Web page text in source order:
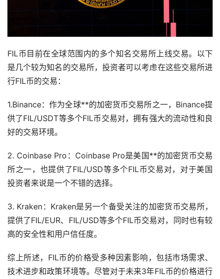
FIL币目前在全球范围内的多个知名交易所上线交易。以下
是几个较为知名的交易所，投资者可以考虑在这些交易所进
行FIL币的交易：
1.Binance：作为全球**的加密货币交易所之一，Binance提
供了FIL/USDT等多个FIL币交易对，拥有强大的流动性和良
好的交易环境。
2. Coinbase Pro：Coinbase Pro是美国**的加密货币交易
所之一，也提供了FIL/USD等多个FIL币交易对，对于美国
投资者来说是一个不错的选择。
3. Kraken：Kraken是另一个备受关注的加密货币交易所，
提供了FIL/EUR、FIL/USD等多个FIL币交易对，同时也有较
高的安全性和用户信任度。
综上所述，FIL币的价格受多种因素影响，包括市场需求、
技术进步和政策环境等。尽管对于未来3年FIL币的价格进行